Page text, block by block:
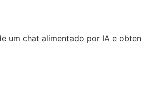
um chat alimentado por IA e